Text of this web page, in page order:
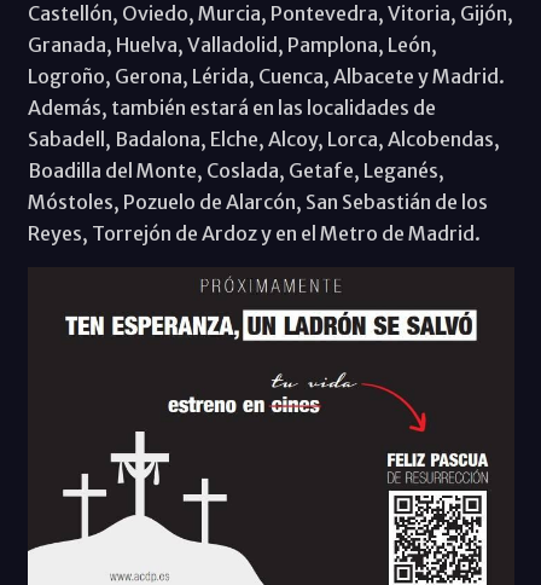
Castellón, Oviedo, Murcia, Pontevedra, Vitoria, Gijón,
Granada, Huelva, Valladolid, Pamplona, León,
Logroño, Gerona, Lérida, Cuenca, Albacete y Madrid.
Además, también estará en las localidades de
Sabadell, Badalona, Elche, Alcoy, Lorca, Alcobendas,
Boadilla del Monte, Coslada, Getafe, Leganés,
Móstoles, Pozuelo de Alarcón, San Sebastián de los
Reyes, Torrejón de Ardoz y en el Metro de Madrid.